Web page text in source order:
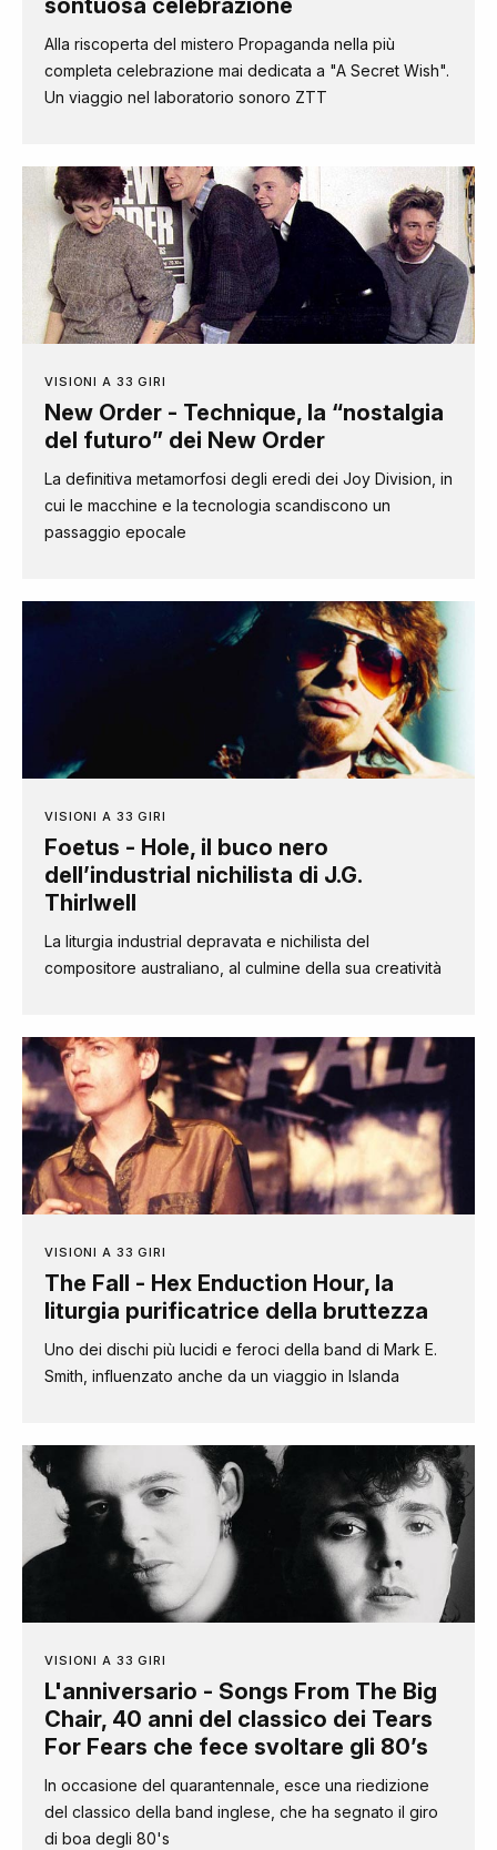
sontuosa celebrazione
Alla riscoperta del mistero Propaganda nella più
completa celebrazione mai dedicata a "A Secret Wish".
Un viaggio nel laboratorio sonoro ZTT
VISIONI A 33 GIRI
New Order - Technique, la “nostalgia
del futuro” dei New Order
La definitiva metamorfosi degli eredi dei Joy Division, in
cui le macchine e la tecnologia scandiscono un
passaggio epocale
VISIONI A 33 GIRI
Foetus - Hole, il buco nero
dell’industrial nichilista di J.G.
Thirlwell
La liturgia industrial depravata e nichilista del
compositore australiano, al culmine della sua creatività
VISIONI A 33 GIRI
The Fall - Hex Enduction Hour, la
liturgia purificatrice della bruttezza
Uno dei dischi più lucidi e feroci della band di Mark E.
Smith, influenzato anche da un viaggio in Islanda
VISIONI A 33 GIRI
L'anniversario - Songs From The Big
Chair, 40 anni del classico dei Tears
For Fears che fece svoltare gli 80’s
In occasione del quarantennale, esce una riedizione
del classico della band inglese, che ha segnato il giro
di boa degli 80's